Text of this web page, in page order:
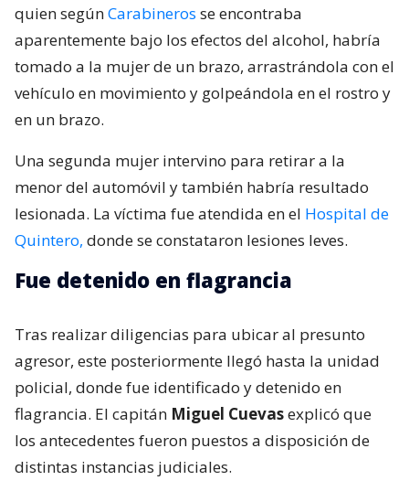
quien segúnCarabineros se encontraba
aparentemente bajo los efectos del alcohol, habría
tomado a la mujer de un brazo, arrastrándola con el
vehículo en movimiento y golpeándola en el rostro y
en un brazo.
Una segunda mujer intervino para retirar a la
menor del automóvil y también habría resultado
lesionada. La víctima fue atendida en el Hospital de
Quintero, donde se constataron lesiones leves.
Fue detenido en flagrancia
Tras realizar diligencias para ubicar al presunto
agresor, este posteriormente llegó hasta la unidad
policial, donde fue identificado y detenido en
flagrancia. El capitán Miguel Cuevasexplicó que
los antecedentes fueron puestos a disposición de
distintas instancias judiciales.